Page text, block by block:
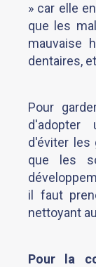
» car elle
que les
mauvaise
dentaires,
Pour
d'adopter
d'éviter les
que les
il faut
nettoyant
Pour la